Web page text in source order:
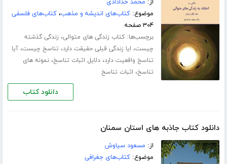
از: محمد خدادادی
موضوع:کتاب‌های اندیشه و مذهب،کتاب‌های فلسفی
۳۰۴ صفحه
برچسب‌ها:کتاب زندگی های متوالی، زندگی گذشته
چیست، ایا زندگی قبلی حقیقت دارد، تناسخ چیست،آیا
تناسخ واقعیت دارد،دلایل اثبات تناسخ،نمونه های
تناسخ، اثبات تناسخ
دانلود کتاب
دانلود کتاب جاذبه های استان سمنان
از: مسعود سیاوش
موضوع:کتاب‌های جغرافی